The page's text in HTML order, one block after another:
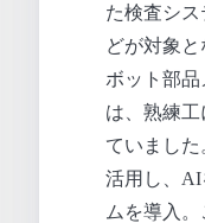
た検査シ
どが対象
ボット部
は、熟練
ていまし
活用し、AI
ムを導入